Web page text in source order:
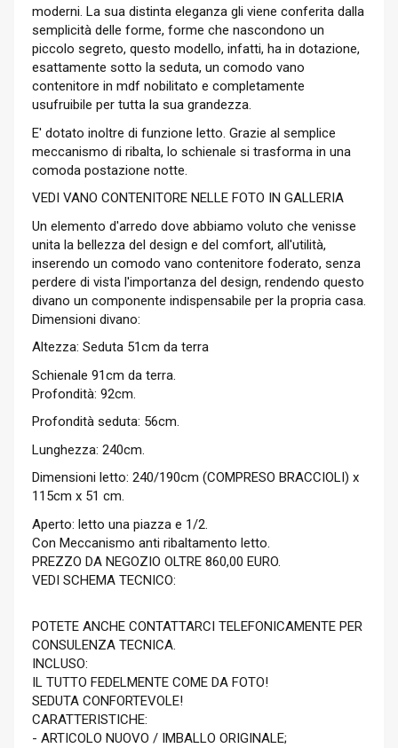
moderni. La sua distinta eleganza gli viene conferita dalla
semplicità delle forme, forme che nascondono un
piccolo segreto, questo modello, infatti, ha in dotazione,
esattamente sotto la seduta, un comodo vano
contenitore in mdf nobilitato e completamente
usufruibile per tutta la sua grandezza.
E' dotato inoltre di funzione letto. Grazie al semplice
meccanismo di ribalta, lo schienale si trasforma in una
comoda postazione notte.
VEDI VANO CONTENITORE NELLE FOTO IN GALLERIA
Un elemento d'arredo dove abbiamo voluto che venisse
unita la bellezza del design e del comfort, all'utilità,
inserendo un comodo vano contenitore foderato, senza
perdere di vista l'importanza del design, rendendo questo
divano un componente indispensabile per la propria casa.
Dimensioni divano:
Altezza: Seduta 51cm da terra
Schienale 91cm da terra.
Profondità: 92cm.
Profondità seduta: 56cm.
Lunghezza: 240cm.
Dimensioni letto: 240/190cm (COMPRESO BRACCIOLI) x
115cm x 51 cm.
Aperto: letto una piazza e 1/2.
Con Meccanismo anti ribaltamento letto.
PREZZO DA NEGOZIO OLTRE 860,00 EURO.
VEDI SCHEMA TECNICO:
POTETE ANCHE CONTATTARCI TELEFONICAMENTE PER
CONSULENZA TECNICA.
INCLUSO:
IL TUTTO FEDELMENTE COME DA FOTO!
SEDUTA CONFORTEVOLE!
CARATTERISTICHE:
- ARTICOLO NUOVO / IMBALLO ORIGINALE;